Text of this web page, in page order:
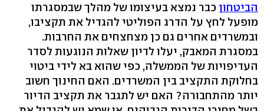
הביטחון כבר נמצא בעיצומו של מהלך שבמסגרתו
מופעל לחץ על הדרג הפוליטי להגדיל את תקציבו,
ובמשרדים אחרים גם כן מצחצחים את החרבות.
במסגרת המאבק, יעלו לדיון שאלות הנוגעות לסדר
העדיפויות של הממשלה, כפי שהוא בא לידי ביטוי
בחלוקת התקציב בין המשרדים. האם החינוך חשוב
יותר מהתחבורה? האם יש לתגבר את תקציב הדיור